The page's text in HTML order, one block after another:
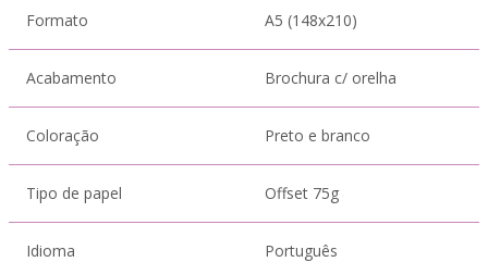
Formato A5 (148x210)
Acabamento Brochura c/ orelha
Coloração Preto e branco
Tipo de papel Offset 75g
Idioma Português